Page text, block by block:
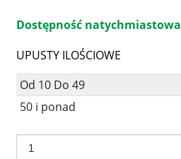
Dostępność natychmiastowa
UPUSTY ILOŚCIOWE
Od 10 Do 49
50 i ponad